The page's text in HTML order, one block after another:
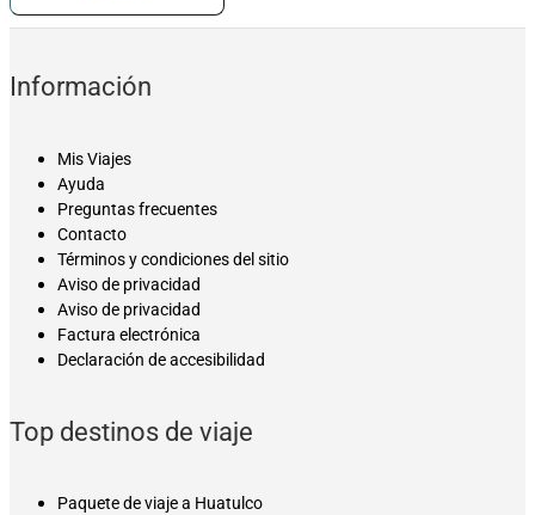
Información
Mis Viajes
Ayuda
Preguntas frecuentes
Contacto
Términos y condiciones del sitio
Aviso de privacidad
Aviso de privacidad
Factura electrónica
Declaración de accesibilidad
Top destinos de viaje
Paquete de viaje a Huatulco